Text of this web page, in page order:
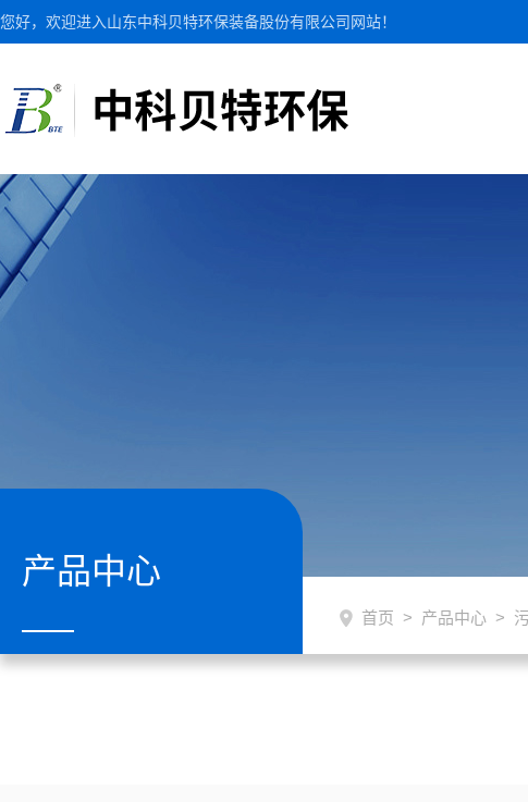
您好，欢迎进入山东中科贝特环保装备股份有限公司网站！
产品中心
首页 > 产品中心 >